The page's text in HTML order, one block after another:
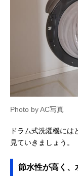
Photo by AC写真
ドラム式洗濯機には
見ていきましょう。
節水性が高く、